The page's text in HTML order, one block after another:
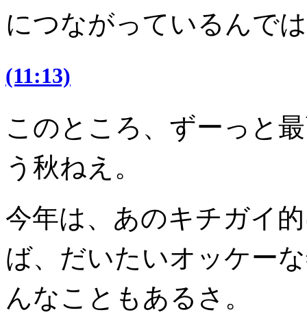
につながっているんで
(11:13)
このところ、ずーっと
う秋ねえ。
今年は、あのキチガイ
ば、だいたいオッケー
んなこともあるさ。